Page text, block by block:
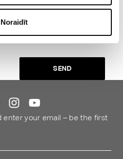
Noraidītmy email address.
SEND
enter your email – be the first